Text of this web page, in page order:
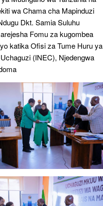
wa Chama cha Mapinduzi
Dkt. Samia Suluhu
Fomu za kugombea
katika Ofisi za Tume Huru ya
(INEC), Njedengwa